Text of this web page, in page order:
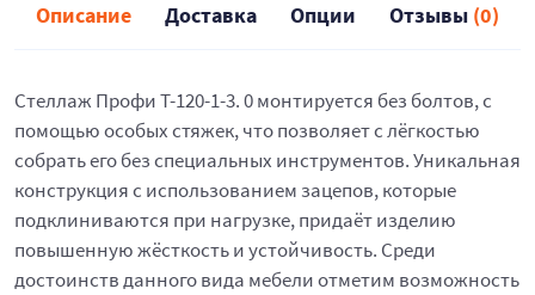
Описание Доставка Опции Отзывы (0)
Стеллаж Профи Т-120-1-3. 0 монтируется без болтов, с
помощью особых стяжек, что позволяет с лёгкостью
собрать его без специальных инструментов. Уникальная
конструкция с использованием зацепов, которые
подклиниваются при нагрузке, придаёт изделию
повышенную жёсткость и устойчивость. Среди
достоинств данного вида мебели отметим возможность